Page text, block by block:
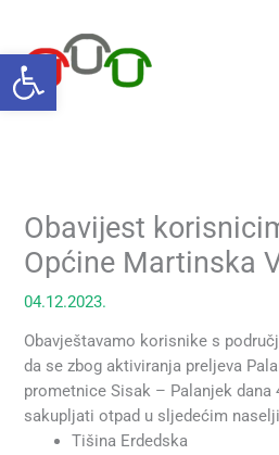
Open toolbar
content
Obavijest
Općine Martinska
04.12.2023.
Obavještavamo korisnike s
da se zbog aktiviranja preljeva
prometnice Sisak – Palanjek dana
sakupljati otpad u sljedećim
Tišina Erdedska